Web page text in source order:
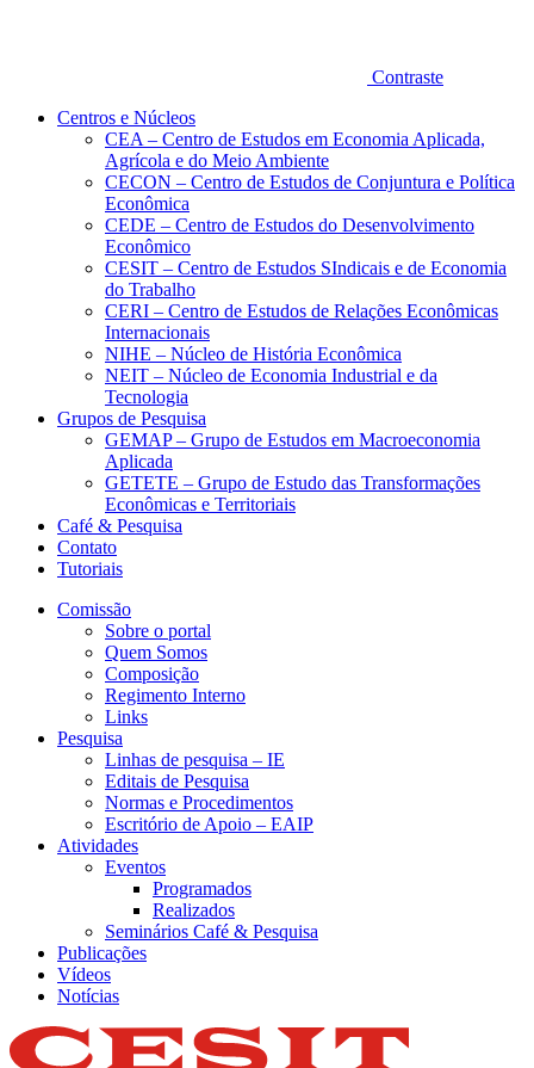
Contraste
Centros e Núcleos
CEA – Centro de Estudos em Economia Aplicada,
Agrícola e do Meio Ambiente
CECON – Centro de Estudos de Conjuntura e Política
Econômica
CEDE – Centro de Estudos do Desenvolvimento
Econômico
CESIT – Centro de Estudos SIndicais e de Economia
do Trabalho
CERI – Centro de Estudos de Relações Econômicas
Internacionais
NIHE – Núcleo de História Econômica
NEIT – Núcleo de Economia Industrial e da
Tecnologia
Grupos de Pesquisa
GEMAP – Grupo de Estudos em Macroeconomia
Aplicada
GETETE – Grupo de Estudo das Transformações
Econômicas e Territoriais
Café & Pesquisa
Contato
Tutoriais
Comissão
Sobre o portal
Quem Somos
Composição
Regimento Interno
Links
Pesquisa
Linhas de pesquisa – IE
Editais de Pesquisa
Normas e Procedimentos
Escritório de Apoio – EAIP
Atividades
Eventos
Programados
Realizados
Seminários Café & Pesquisa
Publicações
Vídeos
Notícias